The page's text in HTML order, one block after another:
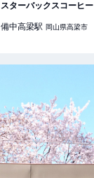
スターバックスコーヒ
備中高梁駅 岡山県高梁市